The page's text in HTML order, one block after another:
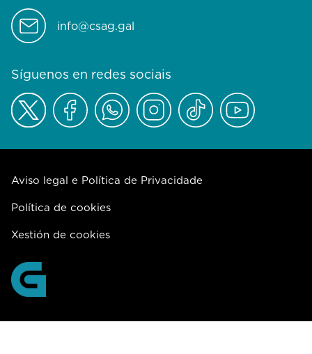
info@csag.gal
Síguenos en redes sociais
Aviso legal e Política de Privacidade
Política de cookies
Xestión de cookies